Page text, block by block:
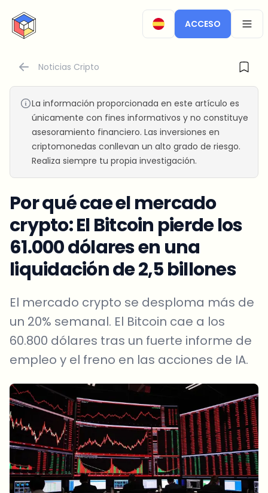
CryptoTicker
ACCESO
Noticias Cripto
La información proporcionada en este artículo es
únicamente con fines informativos y no constituye
asesoramiento financiero. Las inversiones en
criptomonedas conllevan un alto grado de riesgo.
Realiza siempre tu propia investigación.
Por qué cae el mercado
crypto: El Bitcoin pierde los
61.000 dólares en una
liquidación de 2,5 billones
El mercado crypto se desploma más de
un 20% semanal. El Bitcoin cae a los
60.800 dólares tras un fuerte informe de
empleo y el freno en las acciones de IA.